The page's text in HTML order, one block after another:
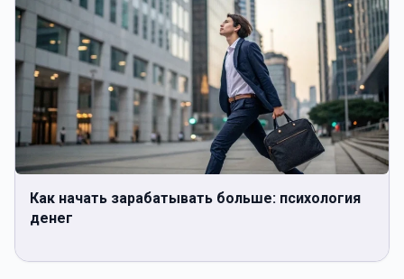
Как начать зарабатывать больше: психология
денег